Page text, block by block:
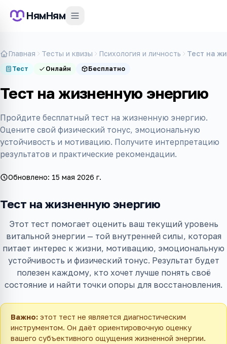
НямНям
Главная Тесты и квизы Психология и личность Тест на
Тест Онлайн Бесплатно
Тест на жизненную энергию
Пройдите бесплатный тест на жизненную энергию.
Оцените свой физический тонус, эмоциональную
устойчивость и мотивацию. Получите интерпретацию
результатов и практические рекомендации.
Обновлено: 15 мая 2026 г.
Тест на жизненную энергию
Этот тест помогает оценить ваш текущий уровень
витальной энергии — той внутренней силы, которая
питает интерес к жизни, мотивацию, эмоциональную
устойчивость и физический тонус. Результат будет
полезен каждому, кто хочет лучше понять своё
состояние и найти точки опоры для восстановления.
Важно: этот тест не является диагностическим
инструментом. Он даёт ориентировочную оценку
вашего субъективного ощущения жизненной энергии.